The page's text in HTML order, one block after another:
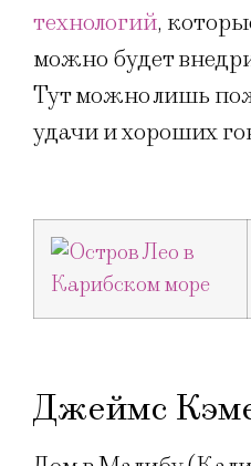
технологий,
можно будет
Тут можно лишь
удачи и хороших
Джеймс